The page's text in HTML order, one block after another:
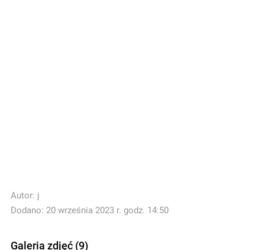
Autor: j
Dodano: 20 września 2023 r. godz. 14:50
Galeria zdjęć (9)